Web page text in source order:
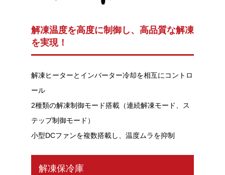
解凍温度を高度に制御し、高品質な解凍
を実現！
解凍ヒーターとインバーター冷却を相互にコントロ
ール
2種類の解凍制御モード搭載（連続解凍モード、ス
テップ制御モード）
小型DCファンを複数搭載し、温度ムラを抑制
解凍保冷庫